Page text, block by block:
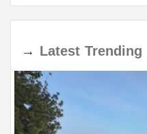
→ Latest Trending